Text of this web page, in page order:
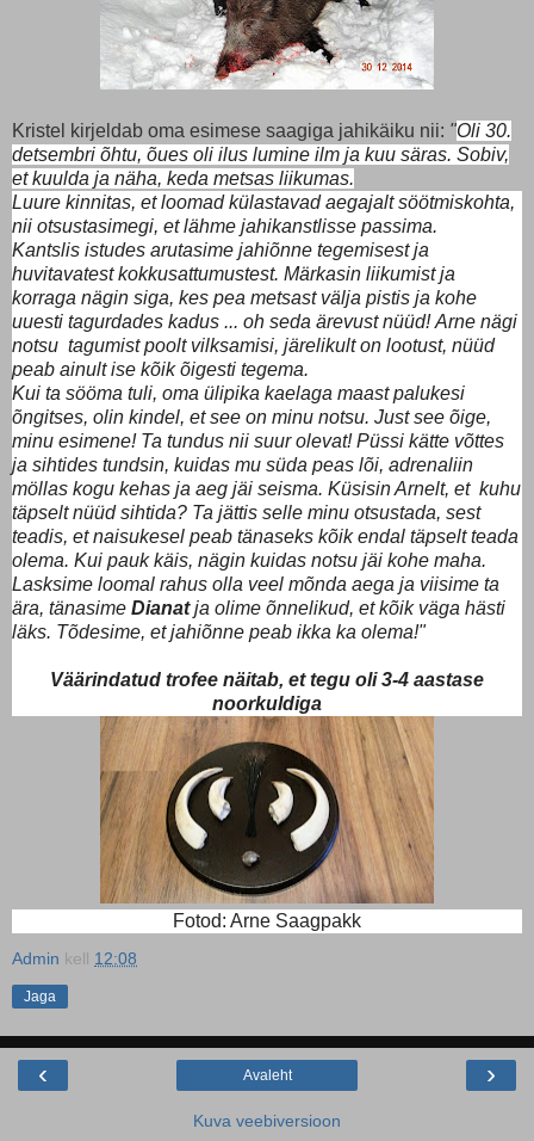
Kristel kirjeldab oma esimese saagiga jahikäiku nii: "Oli 30.
detsembri õhtu, õues oli ilus lumine ilm ja kuu säras. Sobiv,
et kuulda ja näha, keda metsas liikumas.
Luure kinnitas, et loomad külastavad aegajalt söötmiskohta,
nii otsustasimegi, et lähme jahikanstlisse passima.
Kantslis istudes arutasime jahiõnne tegemisest ja
huvitavatest kokkusattumustest. Märkasin liikumist ja
korraga nägin siga, kes pea metsast välja pistis ja kohe
uuesti tagurdades kadus ... oh seda ärevust nüüd!Arne nägi
notsu tagumist poolt vilksamisi, järelikult on lootust, nüüd
peab ainult ise kõik õigesti tegema.
Kui ta sööma tuli, oma ülipika kaelaga maast palukesi
õngitses, olin kindel, et see on minu notsu. Just see õige,
minu esimene! Ta tundus nii suur olevat! Püssi kätte võttes
ja sihtides tundsin, kuidas mu süda peas lõi, adrenaliin
möllas kogu kehas ja aeg jäi seisma. Küsisin Arnelt, et kuhu
täpselt nüüd sihtida? Ta jättis selle minu otsustada, sest
teadis, et naisukesel peab tänaseks kõik endal täpselt teada
olema. Kui pauk käis, nägin kuidas notsu jäi kohe maha.
Lasksime loomal rahus olla veel mõnda aega ja viisime ta
ära, tänasime Dianatja olime õnnelikud, et kõik väga hästi
läks. Tõdesime, et jahiõnne peab ikka ka olema!"
Väärindatud trofee näitab, et tegu oli 3-4 aastase
noorkuldiga
Fotod: Arne Saagpakk
Admin kell 12:08
Jaga
‹ ›
Avaleht
Kuva veebiversioon